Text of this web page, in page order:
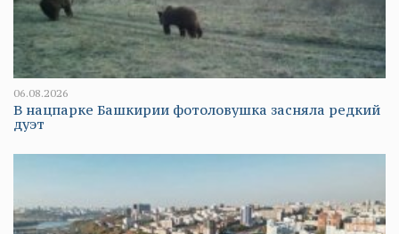
06.08.2026
В нацпарке Башкирии фотоловушка засняла редкий
дуэт